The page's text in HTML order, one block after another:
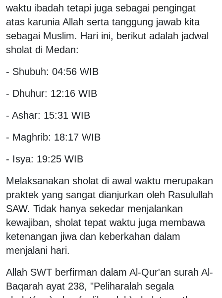
waktu ibadah tetapi juga sebagai pengingat
atas karunia Allah serta tanggung jawab kita
sebagai Muslim. Hari ini, berikut adalah jadwal
sholat di Medan:
- Shubuh: 04:56 WIB
- Dhuhur: 12:16 WIB
- Ashar: 15:31 WIB
- Maghrib: 18:17 WIB
- Isya: 19:25 WIB
Melaksanakan sholat di awal waktu merupakan
praktek yang sangat dianjurkan oleh Rasulullah
SAW. Tidak hanya sekedar menjalankan
kewajiban, sholat tepat waktu juga membawa
ketenangan jiwa dan keberkahan dalam
menjalani hari.
Allah SWT berfirman dalam Al-Qur'an surah Al-
Baqarah ayat 238, "Peliharalah segala